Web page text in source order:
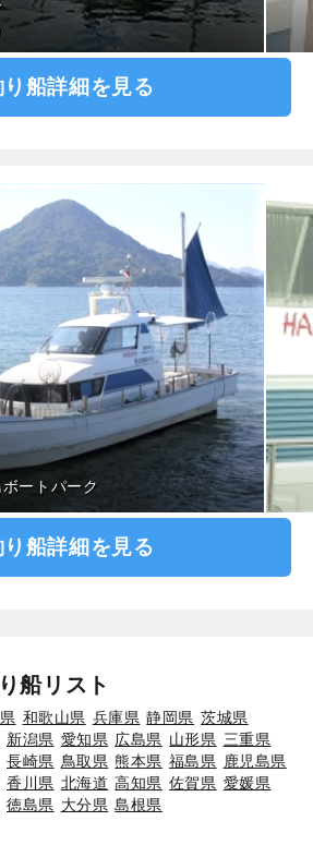
り船詳細を見る
ボートパーク
り船詳細を見る
船リスト
和歌山県 兵庫県 静岡県 茨城県
新潟県 愛知県 広島県 山形県 三重県
長崎県 鳥取県 熊本県 福島県
鹿児島県
香川県 北海道 高知県 佐賀県 愛媛県
徳島県 大分県 島根県